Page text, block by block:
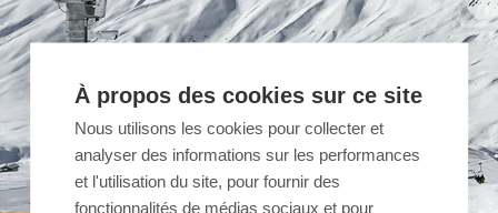
À propos des cookies sur ce site
Nous utilisons les cookies pour collecter et
analyser des informations sur les performances
et l'utilisation du site, pour fournir des
fonctionnalités de médias sociaux et pour